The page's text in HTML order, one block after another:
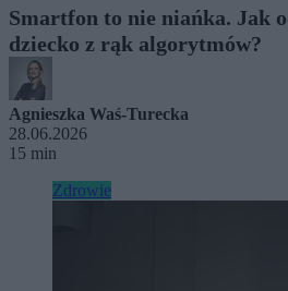
Smartfon to nie niańka. Jak
dziecko z rąk algorytmów?
Agnieszka Waś-Turecka
28.06.2026
15 min
Zdrowie